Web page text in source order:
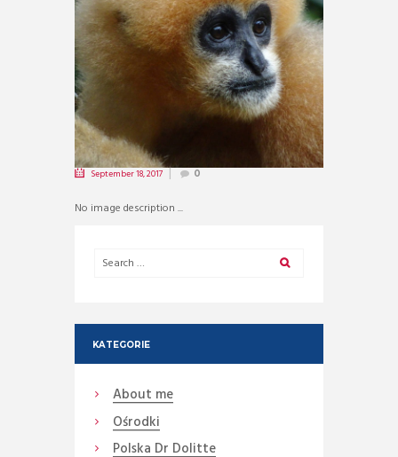
September 18, 2017 0
No image description ...
KATEGORIE
About me
Ośrodki
Polska Dr Dolitte